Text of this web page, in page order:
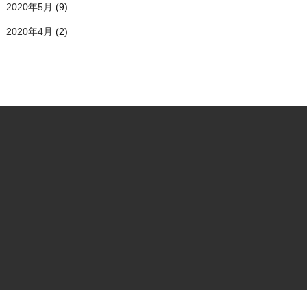
2020年5月 (9)
2020年4月 (2)